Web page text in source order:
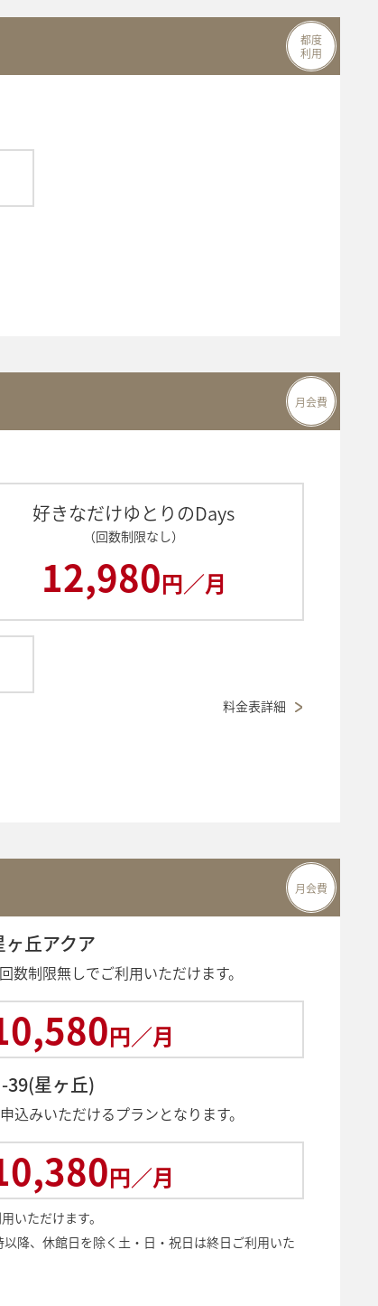
都度
利用
月会費
好きなだけゆとりのDays
（回数制限なし）
12,980円／月
料金表詳細
月会費
ヶ丘アクア
数制限無しでご利用いただけます。
円／月
39(星ヶ丘)
込みいただけるプランとなります。
円／月
いただけます。
降、休館日を除く土・日・祝日は終日ご利用いた